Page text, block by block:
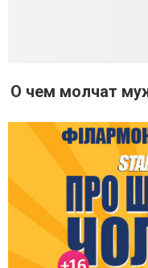
О чем молчат